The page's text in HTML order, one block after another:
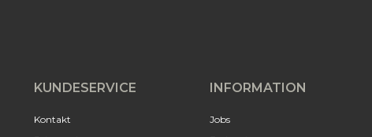
KUNDESERVICE
Kontakt
INFORMATION
Jobs